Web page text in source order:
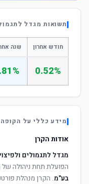
תשואות מגדל
חודש אחרון שנה
0.52%
מידע כללי על הקופה
אודות הקרן
מגדל לתגמולים
הפועלת תחת ניהולה של
בע"מ. הקרן מנהלת